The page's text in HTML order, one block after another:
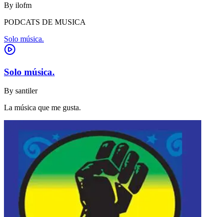
By ilofm
PODCATS DE MUSICA
Solo música.
Solo música.
By santiler
La música que me gusta.